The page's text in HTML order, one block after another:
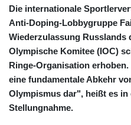
Die internationale
Anti-Doping-Lobbygruppe
Wiederzulassung Russlands
Olympische Komitee (IOC)
Ringe-Organisation
eine fundamentale Abkehr
Olympismus dar", heißt es in
Stellungnahme.